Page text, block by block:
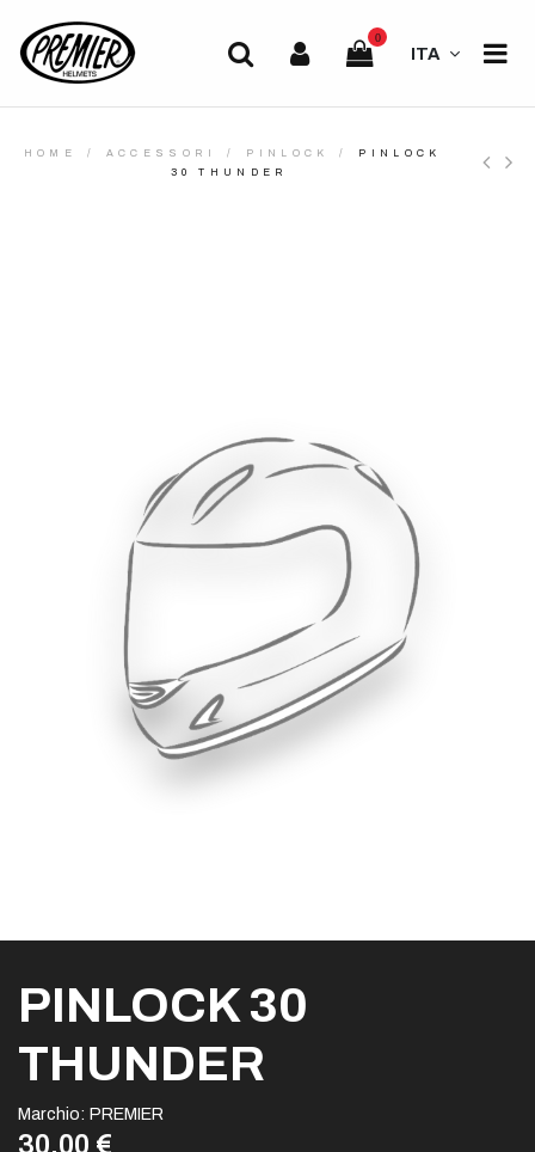
0
ITA
HOME ACCESSORI PINLOCK
PINLOCK
30 THUNDER
PINLOCK 30
THUNDER
Marchio: PREMIER
30,00 €